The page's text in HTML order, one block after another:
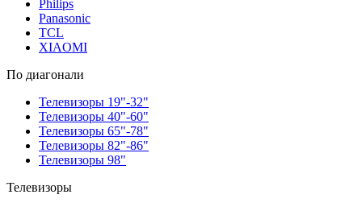
Philips
Panasonic
TCL
XIAOMI
По диагонали
Телевизоры 19"-32"
Телевизоры 40"-60"
Телевизоры 65"-78"
Телевизоры 82"-86"
Телевизоры 98"
Телевизоры